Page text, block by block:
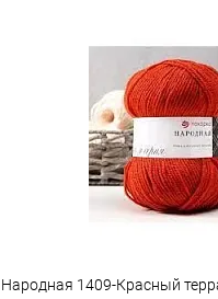
Народная 1409-Красный